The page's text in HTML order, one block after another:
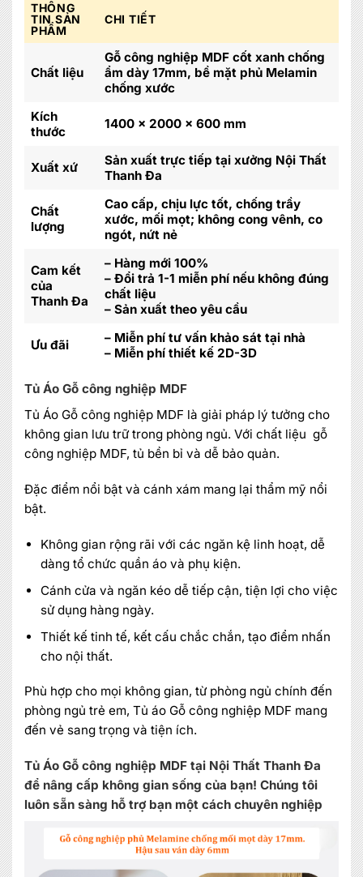
THÔNG
TIN SẢN
PHẨM
CHI TIẾT
Chất liệu
Gỗ công nghiệp MDF cốt xanh chống
ẩm dày 17mm, bề mặt phủ Melamin
chống xước
Kích
thước
1400 x 2000 x 600 mm
Xuất xứ
Sản xuất trực tiếp tại xưởng Nội Thất
Thanh Đa
Chất
lượng
Cao cấp, chịu lực tốt, chống trầy
xước, mối mọt; không cong vênh, co
ngót, nứt nẻ
Cam kết
của
Thanh Đa
– Hàng mới 100%
– Đổi trả 1-1 miễn phí nếu không đúng
chất liệu
– Sản xuất theo yêu cầu
Ưu đãi
– Miễn phí tư vấn khảo sát tại nhà
– Miễn phí thiết kế 2D-3D
Tủ Áo Gỗ công nghiệp MDF
Tủ Áo Gỗ công nghiệp MDF là giải pháp lý tưởng cho
không gian lưu trữ trong phòng ngủ. Với chất liệu gỗ
công nghiệp MDF, tủ bền bỉ và dễ bảo quản.
Đặc điểm nổi bật và cánh xám mang lại thẩm mỹ nổi
bật.
Không gian rộng rãi với các ngăn kệ linh hoạt, dễ
dàng tổ chức quần áo và phụ kiện.
Cánh cửa và ngăn kéo dễ tiếp cận, tiện lợi cho việc
sử dụng hàng ngày.
Thiết kế tinh tế, kết cấu chắc chắn, tạo điểm nhấn
cho nội thất.
Phù hợp cho mọi không gian, từ phòng ngủ chính đến
phòng ngủ trẻ em, Tủ áo Gỗ công nghiệp MDF mang
đến vẻ sang trọng và tiện ích.
Tủ Áo Gỗ công nghiệp MDF tại Nội Thất Thanh Đa
để nâng cấp không gian sống của bạn! Chúng tôi
luôn sẵn sàng hỗ trợ bạn một cách chuyên nghiệp